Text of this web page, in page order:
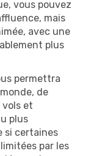
vous pouvez
mais
avec une
plus
permettra
de
vols et
plus
si certaines
par les